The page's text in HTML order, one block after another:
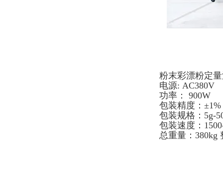
粉末彩漂粉定
电源: AC380V
功率： 900W
包装精度：±1%
包装规格：5g-
包装速度：
总重量：380kg